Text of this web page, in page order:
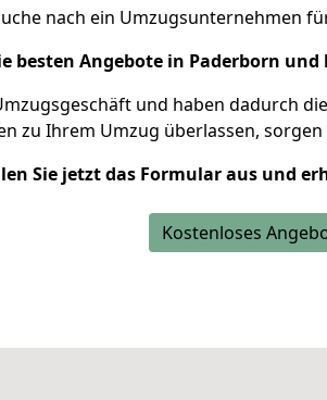
nach ein Umzugsunternehmen
besten Angebote in Paderborn
und haben dadurch
zu Ihrem Umzug überlassen,
Sie jetzt das Formular aus und
Kostenloses